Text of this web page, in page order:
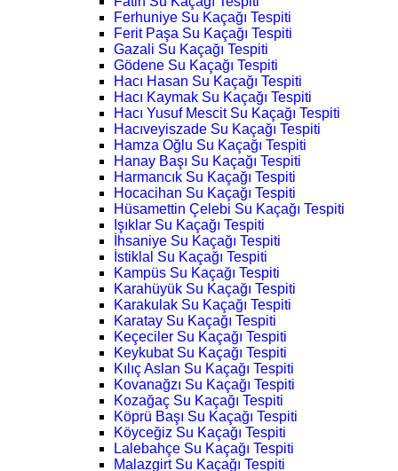
Ferhuniye Su Kaçağı Tespiti
Ferit Paşa Su Kaçağı Tespiti
Gazali Su Kaçağı Tespiti
Gödene Su Kaçağı Tespiti
Hacı Hasan Su Kaçağı Tespiti
Hacı Kaymak Su Kaçağı Tespiti
Hacı Yusuf Mescit Su Kaçağı Tespiti
Hacıveyiszade Su Kaçağı Tespiti
Hamza Oğlu Su Kaçağı Tespiti
Hanay Başı Su Kaçağı Tespiti
Harmancık Su Kaçağı Tespiti
Hocacihan Su Kaçağı Tespiti
Hüsamettin Çelebi Su Kaçağı Tespiti
Işıklar Su Kaçağı Tespiti
İhsaniye Su Kaçağı Tespiti
İstiklal Su Kaçağı Tespiti
Kampüs Su Kaçağı Tespiti
Karahüyük Su Kaçağı Tespiti
Karakulak Su Kaçağı Tespiti
Karatay Su Kaçağı Tespiti
Keçeciler Su Kaçağı Tespiti
Keykubat Su Kaçağı Tespiti
Kılıç Aslan Su Kaçağı Tespiti
Kovanağzı Su Kaçağı Tespiti
Kozağaç Su Kaçağı Tespiti
Köprü Başı Su Kaçağı Tespiti
Köyceğiz Su Kaçağı Tespiti
Lalebahçe Su Kaçağı Tespiti
Malazgirt Su Kaçağı Tespiti